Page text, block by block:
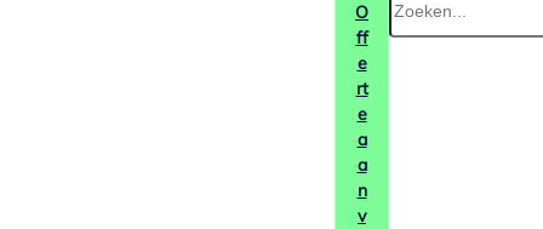
O
ff
e
rt
e
a
a
n
v